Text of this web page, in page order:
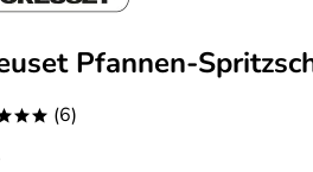
Pfannen-
(6)